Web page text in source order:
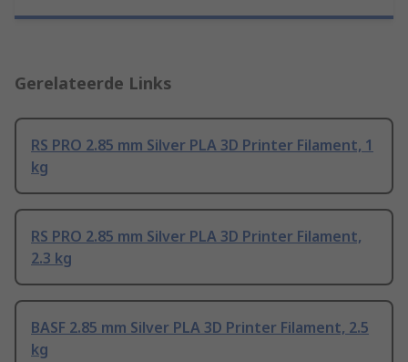
Gerelateerde Links
RS PRO 2.85 mm Silver PLA 3D Printer Filament, 1
kg
RS PRO 2.85 mm Silver PLA 3D Printer Filament,
2.3 kg
BASF 2.85 mm Silver PLA 3D Printer Filament, 2.5
kg